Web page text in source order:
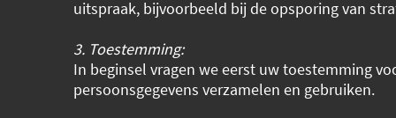
uitspraak, bijvoorbeeld bij de opsporing van
3. Toestemming:
In beginsel vragen we eerst uw toestemming
persoonsgegevens verzamelen en gebruiken.